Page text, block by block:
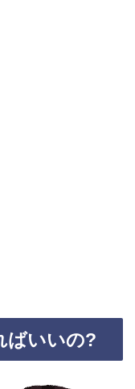
ばいいの?